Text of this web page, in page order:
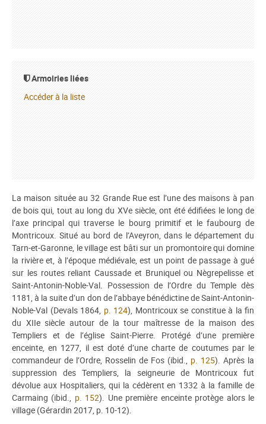
Armoiries liées
Accéder à la liste
La maison située au 32 Grande Rue est l’une des maisons à pan
de bois qui, tout au long du XVe siècle, ont été édifiées le long de
l’axe principal qui traverse le bourg primitif et le faubourg de
Montricoux. Situé au bord de l’Aveyron, dans le département du
Tarn-et-Garonne, le village est bâti sur un promontoire qui domine
la rivière et, à l’époque médiévale, est un point de passage à gué
sur les routes reliant Caussade et Bruniquel ou Nègrepelisse et
Saint-Antonin-Noble-Val. Possession de l’Ordre du Temple dès
1181, à la suite d’un don de l’abbaye bénédictine de Saint-Antonin-
Noble-Val (Devals 1864, p. 124), Montricoux se constitue à la fin
du XIIe siècle autour de la tour maîtresse de la maison des
Templiers et de l’église Saint-Pierre. Protégé d’une première
enceinte, en 1277, il est doté d’une charte de coutumes par le
commandeur de l’Ordre, Rosselin de Fos (ibid., p. 125). Après la
suppression des Templiers, la seigneurie de Montricoux fut
dévolue aux Hospitaliers, qui la cédèrent en 1332 à la famille de
Carmaing (ibid., p. 152). Une première enceinte protège alors le
village (Gérardin 2017, p. 10-12).